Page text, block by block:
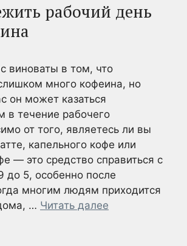
рабочий день
виноваты в том, что
много кофеина, но
он может казаться
в течение рабочего
от того, являетесь ли вы
капельного кофе или
— это средство справиться с
до 5, особенно после
многим людям приходится
… Читать далее